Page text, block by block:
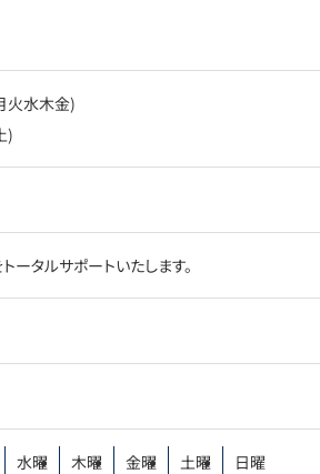
火水木金)
)
ータルサポートいたします。
水曜
木曜
金曜
土曜
日曜